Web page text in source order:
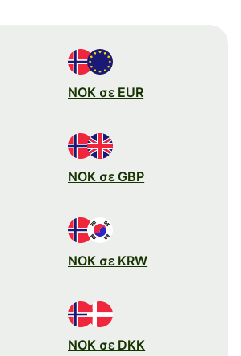
NOK σε EUR
NOK σε GBP
NOK σε KRW
NOK σε DKK